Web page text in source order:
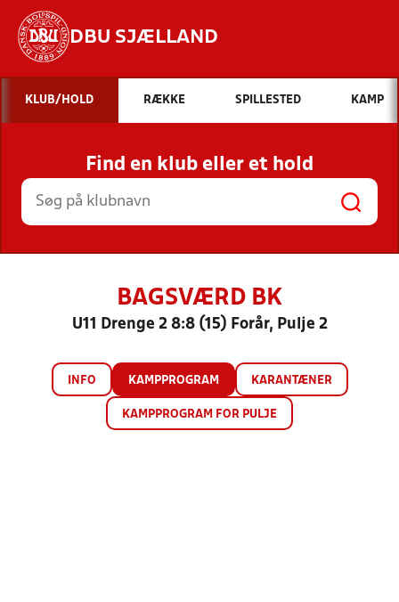
DBU SJÆLLAND
Hvad vil du søge efter?
INDHOLD OG NYHEDER
STILLINGER, RESULTATER, KLUBBER OG
HOLD
KLUB/HOLD RÆKKE SPILLESTED KAMP
Find en klub eller et hold
BAGSVÆRD BK
U11 Drenge 2 8:8 (15) Forår, Pulje 2
INFO KAMPPROGRAM KARANTÆNER
KAMPPROGRAM FOR PULJE